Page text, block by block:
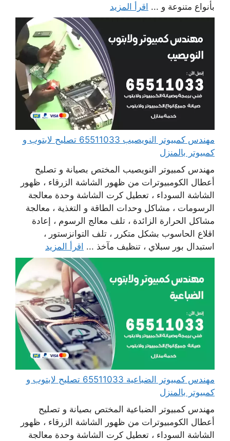
بأنواع متنوعة و ... اقرأ المزيد
مهندس كمبيوتر النويصيب 65511033 تصليح لابتوب و
كمبيوتر بالمنزل
مهندس كمبيوتر النويصيب المختص بصيانة و تصليح
أعطال الكومبيوترات من ظهور الشاشة الزرقاء ، ظهور
الشاشة السوداء ، تعطيل كرت الشاشة وحدة معالجة
الرسومات ، مشاكل وحدات الطاقة و التغذية ، معالجة
مشاكل الحرارة الزائدة ، تلف معالج الرسوم ، إعادة
اقلاع الحاسوب بشكل متكرر ، تلف التوانزستور ،
استبدال بور سبلاي ، تنظيف مآخذ ... اقرأ المزيد
مهندس كمبيوتر الضباعية 65511033 تصليح لابتوب و
كمبيوتر بالمنزل
مهندس كمبيوتر الضباعية المختص بصيانة و تصليح
أعطال الكومبيوترات من ظهور الشاشة الزرقاء ، ظهور
الشاشة السوداء ، تعطيل كرت الشاشة وحدة معالجة